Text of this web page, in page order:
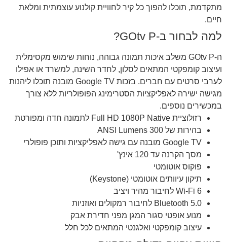
מתקדמת, תוכלו להפוך כל קיר לחוויית קולנוע עוצמתית ומלאת
חיים.
למה לבחור ב-GOtv P?
ה-GOtv P משלב איכות תמונה גבוהה, נוחות שימוש מקסימלית
ועיצוב קומפקטי המתאים לסלון, לחדר השינה, למשרד או אפילו
לערבי סרטים עם חברים. בזכות Google TV מובנה תוכלו ליהנות
מגישה ישירה לאפליקציות הסטרימינג הפופולריות ללא צורך
במכשירים נוספים.
רזולוציית Full HD 1080P Native לתמונה חדה ומפורטת
בהירות של 300 ANSI Lumens
Google TV מובנה עם גישה לאפליקציות ותוכן פופולרי
מסך הקרנה עד 120 אינץ'
פוקוס אוטומטי
תיקון עיוותים אוטומטי (Keystone)
Wi-Fi 6 לחיבור מהיר ויציב
Bluetooth 5.0 לחיבור רמקולים ואוזניות
מנוע אופטי סגור המגן מפני חדירת אבק
עיצוב קומפקטי ואלגנטי המתאים לכל חלל